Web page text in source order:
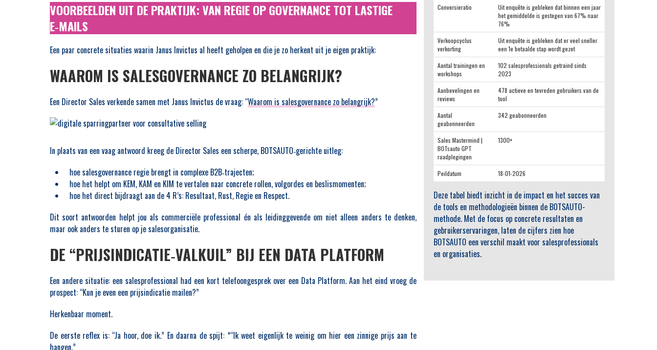
VOORBEELDEN UIT DE PRAKTIJK: VAN REGIE OP GOVERNANCE TOT LASTIGE
E‑MAILS
Een paar concrete situaties waarin Janus Invictus al heeft geholpen en die je zo herkent uit je eigen praktijk:
WAAROM IS SALESGOVERNANCE ZO BELANGRIJK?
Een Director Sales verkende samen met Janus Invictus de vraag: “Waarom is salesgovernance zo belangrijk?”
In plaats van een vaag antwoord kreeg de Director Sales een scherpe, BOTSAUTO‑gerichte uitleg:
hoe salesgovernance regie brengt in complexe B2B‑trajecten;
hoe het helpt om KEM, KAM en KIM te vertalen naar concrete rollen, volgordes en beslismomenten;
hoe het direct bijdraagt aan de 4 R’s: Resultaat, Rust, Regie en Respect.
Dit soort antwoorden helpt jou als commerciële professional én als leidinggevende om niet alleen anders te denken,
maar ook anders te sturen op je salesorganisatie.
DE “PRIJSINDICATIE‑VALKUIL” BIJ EEN DATA PLATFORM
Een andere situatie: een salesprofessional had een kort telefoongesprek over een Data Platform. Aan het eind vroeg de
prospect: “Kun je even een prijsindicatie mailen?”
Herkenbaar moment.
De eerste reflex is: “Ja hoor, doe ik.” En daarna de spijt: *“Ik weet eigenlijk te weinig om hier een zinnige prijs aan te
hangen.”
Conversieratio
Uit enquête is gebleken dat binnen een jaar
het gemiddelde is gestegen van 67% naar
76%
Verkoopcyclus
verkorting
Uit enquête is gebleken dat er veel sneller
een 1e betaalde stap wordt gezet
Aantal trainingen en
workshops
102 salesprofessionals getraind sinds
2023
Aanbevelingen en
reviews
478 actieve en tevreden gebruikers van de
tool
Aantal
geabonneerden
342 geabonneerden
Sales Mastermind |
BOTsauto GPT
raadplegingen
1300+
Peildatum 18-01-2026
Deze tabel biedt inzicht in de impact en het succes van
de tools en methodologieën binnen de BOTSAUTO-
methode. Met de focus op concrete resultaten en
gebruikerservaringen, laten de cijfers zien hoe
BOTSAUTO een verschil maakt voor salesprofessionals
en organisaties.